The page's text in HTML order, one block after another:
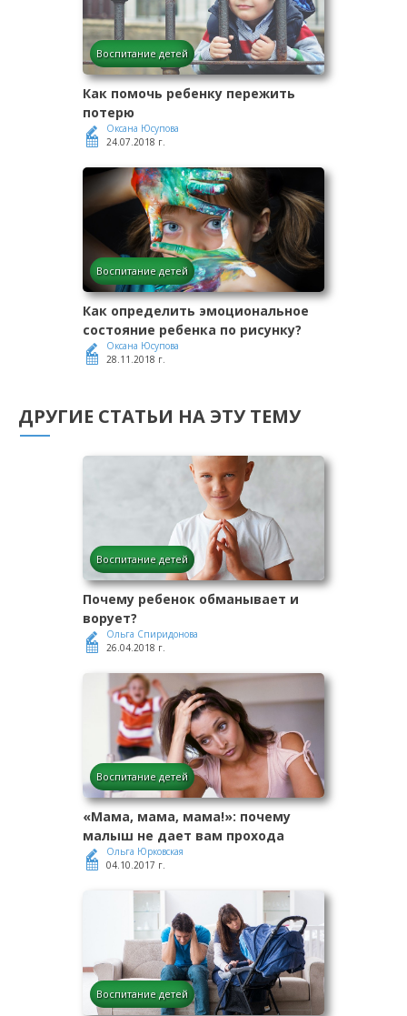
Воспитание детей
Как помочь ребенку пережить
потерю
Оксана Юсупова
24.07.2018 г.
Воспитание детей
Как определить эмоциональное
состояние ребенка по рисунку?
Оксана Юсупова
28.11.2018 г.
ДРУГИЕ СТАТЬИ НА ЭТУ ТЕМУ
Воспитание детей
Почему ребенок обманывает и
ворует?
Ольга Спиридонова
26.04.2018 г.
Воспитание детей
«Мама, мама, мама!»: почему
малыш не дает вам прохода
Ольга Юрковская
04.10.2017 г.
Воспитание детей